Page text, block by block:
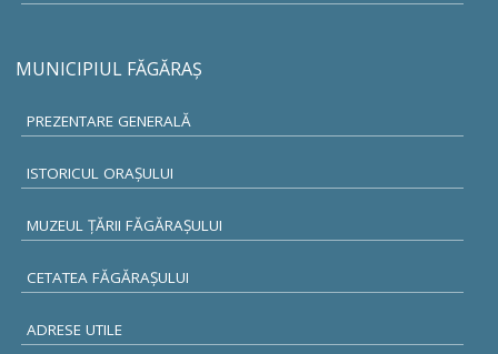
MUNICIPIUL FĂGĂRAŞ
PREZENTARE GENERALĂ
ISTORICUL ORAŞULUI
MUZEUL ŢĂRII FĂGĂRAŞULUI
CETATEA FĂGĂRAŞULUI
ADRESE UTILE